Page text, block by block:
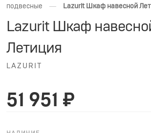
подвесные
— Lazurit Шкаф навесной
Lazurit Шкаф
Летиция
LAZURIT
51 951 ₽